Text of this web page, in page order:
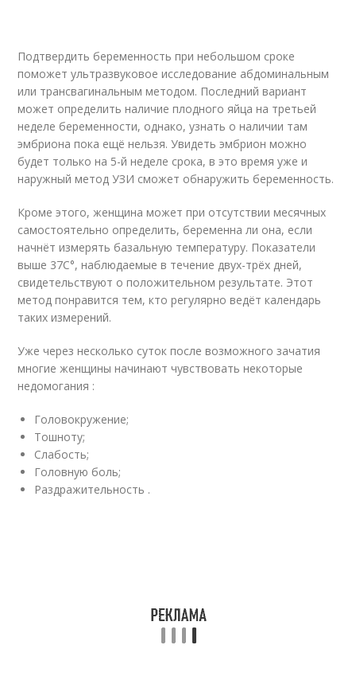
Подтвердить беременность при небольшом сроке
поможет ультразвуковое исследование абдоминальным
или трансвагинальным методом. Последний вариант
может определить наличие плодного яйца на третьей
неделе беременности, однако, узнать о наличии там
эмбриона пока ещё нельзя. Увидеть эмбрион можно
будет только на 5-й неделе срока, в это время уже и
наружный метод УЗИ сможет обнаружить беременность.
Кроме этого, женщина может при отсутствии месячных
самостоятельно определить, беременна ли она, если
начнёт измерять базальную температуру. Показатели
выше 37C°, наблюдаемые в течение двух-трёх дней,
свидетельствуют о положительном результате. Этот
метод понравится тем, кто регулярно ведёт календарь
таких измерений.
Уже через несколько суток после возможного зачатия
многие женщины начинают чувствовать некоторые
недомогания :
Головокружение;
Тошноту;
Слабость;
Головную боль;
Раздражительность .